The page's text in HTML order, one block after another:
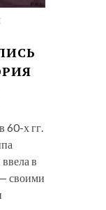
60-х гг.
в
своими